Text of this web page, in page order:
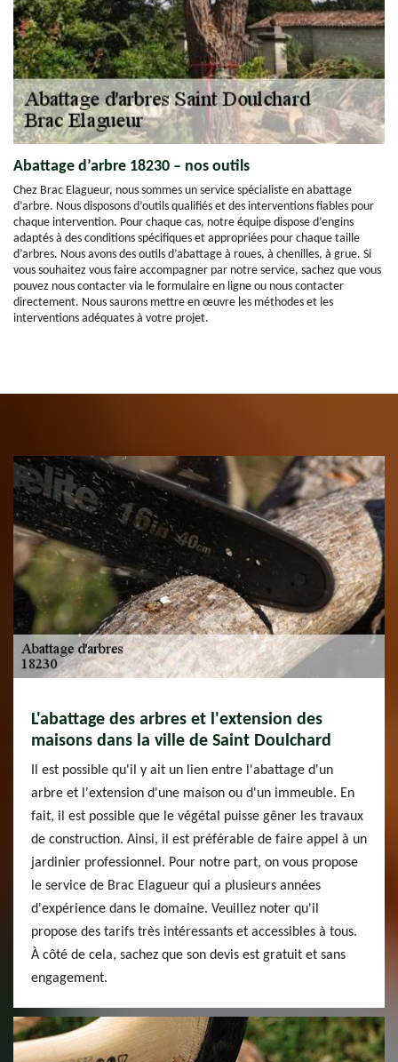
Abattage d’arbre 18230 – nos outils
Chez Brac Elagueur, nous sommes un service spécialiste en abattage
d’arbre. Nous disposons d’outils qualifiés et des interventions fiables pour
chaque intervention. Pour chaque cas, notre équipe dispose d’engins
adaptés à des conditions spécifiques et appropriées pour chaque taille
d’arbres. Nous avons des outils d’abattage à roues, à chenilles, à grue. Si
vous souhaitez vous faire accompagner par notre service, sachez que vous
pouvez nous contacter via le formulaire en ligne ou nous contacter
directement. Nous saurons mettre en œuvre les méthodes et les
interventions adéquates à votre projet.
L'abattage des arbres et l'extension des
maisons dans la ville de Saint Doulchard
Il est possible qu'il y ait un lien entre l'abattage d'un
arbre et l'extension d'une maison ou d'un immeuble. En
fait, il est possible que le végétal puisse gêner les travaux
de construction. Ainsi, il est préférable de faire appel à un
jardinier professionnel. Pour notre part, on vous propose
le service de Brac Elagueur qui a plusieurs années
d'expérience dans le domaine. Veuillez noter qu'il
propose des tarifs très intéressants et accessibles à tous.
À côté de cela, sachez que son devis est gratuit et sans
engagement.